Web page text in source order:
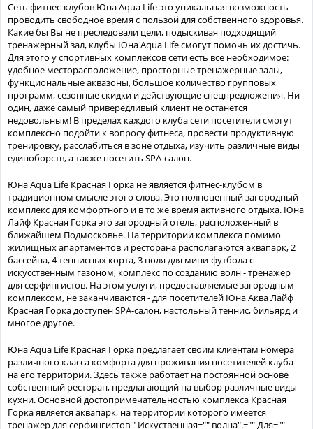
Сеть фитнес-клубов Юна Aqua Life это уникальная возможность
проводить свободное время с пользой для собственного здоровья.
Какие бы Вы не преследовали цели, подыскивая подходящий
тренажерный зал, клубы Юна Aqua Life смогут помочь их достичь.
Для этого у спортивных комплексов сети есть все необходимое:
удобное месторасположение, просторные тренажерные залы,
функциональные аквазоны, большое количество групповых
программ, сезонные скидки и действующие спецпредложения. Ни
один, даже самый привередливый клиент не останется
недовольным! В пределах каждого клуба сети посетители смогут
комплексно подойти к вопросу фитнеса, провести продуктивную
тренировку, расслабиться в зоне отдыха, изучить различные виды
единоборств, а также посетить SPA-салон.
Юна Aqua Life Красная Горка не является фитнес-клубом в
традиционном смысле этого слова. Это полноценный загородный
комплекс для комфортного и в то же время активного отдыха. Юна
Лайф Красная Горка это загородный отель, расположенный в
ближайшем Подмосковье. На территории комплекса помимо
жилищных апартаментов и ресторана располагаются аквапарк, 2
бассейна, 4 теннисных корта, 3 поля для мини-футбола с
искусственным газоном, комплекс по созданию волн - тренажер
для серфингистов. На этом услуги, предоставляемые загородным
комплексом, не заканчиваются - для посетителей Юна Аква Лайф
Красная Горка доступен SPA-салон, настольный теннис, бильярд и
многое другое.
Юна Aqua Life Красная Горка предлагает своим клиентам номера
различного класса комфорта для проживания посетителей клуба
на его территории. Здесь также работает на постоянной основе
собственный ресторан, предлагающий на выбор различные виды
кухни. Основной достопримечательностью комплекса Красная
Горка является аквапарк, на территории которого имеется
тренажер для серфингистов " Искуственная="" волна".="" Для=""